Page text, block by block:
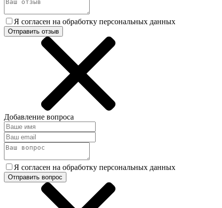
Я согласен на обработку персональных данных
Отправить отзыв
Добавление вопроса
Я согласен на обработку персональных данных
Отправить вопрос